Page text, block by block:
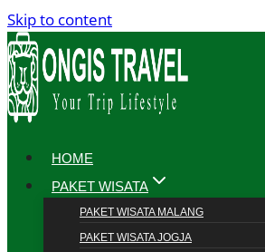
Skip to content
HOME
PAKET WISATA
PAKET WISATA MALANG
PAKET WISATA JOGJA